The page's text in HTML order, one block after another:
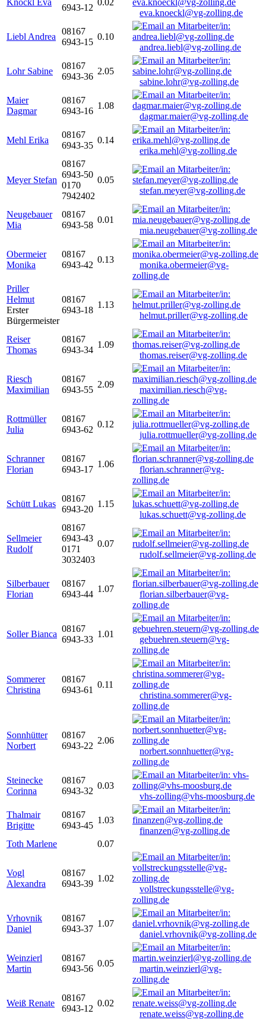
Knöckl Eva
6943-12
0.02
eva.knoeckl@vg-zolling.de
Liebl Andrea
08167
6943-15
0.10
andrea.liebl@vg-zolling.de
Lohr Sabine
08167
6943-36
2.05
sabine.lohr@vg-zolling.de
Maier
Dagmar
08167
6943-16
1.08
dagmar.maier@vg-zolling.de
Mehl Erika
08167
6943-35
0.14
erika.mehl@vg-zolling.de
Meyer Stefan
08167
6943-50
0170
7942402
0.05
stefan.meyer@vg-zolling.de
Neugebauer
Mia
08167
6943-58
0.01
mia.neugebauer@vg-zolling.de
Obermeier
Monika
08167
6943-42
0.13
monika.obermeier@vg-
zolling.de
Priller
Helmut
Erster
Bürgermeister
08167
6943-18
1.13
helmut.priller@vg-zolling.de
Reiser
Thomas
08167
6943-34
1.09
thomas.reiser@vg-zolling.de
Riesch
Maximilian
08167
6943-55
2.09
maximilian.riesch@vg-
zolling.de
Rottmüller
Julia
08167
6943-62
0.12
julia.rottmueller@vg-zolling.de
Schranner
Florian
08167
6943-17
1.06
florian.schranner@vg-
zolling.de
Schütt Lukas
08167
6943-20
1.15
lukas.schuett@vg-zolling.de
Sellmeier
Rudolf
08167
6943-43
0171
3032403
0.07
rudolf.sellmeier@vg-zolling.de
Silberbauer
Florian
08167
6943-44
1.07
florian.silberbauer@vg-
zolling.de
Soller Bianca
08167
6943-33
1.01
gebuehren.steuern@vg-
zolling.de
Sommerer
Christina
08167
6943-61
0.11
christina.sommerer@vg-
zolling.de
Sonnhütter
Norbert
08167
6943-22
2.06
norbert.sonnhuetter@vg-
zolling.de
Steinecke
Corinna
08167
6943-32
0.03
vhs-zolling@vhs-moosburg.de
Thalmair
Brigitte
08167
6943-45
1.03
finanzen@vg-zolling.de
Toth Marlene
0.07
Vogl
Alexandra
08167
6943-39
1.02
vollstreckungsstelle@vg-
zolling.de
Vrhovnik
Daniel
08167
6943-37
1.07
daniel.vrhovnik@vg-zolling.de
Weinzierl
Martin
08167
6943-56
0.05
martin.weinzierl@vg-
zolling.de
Weiß Renate
08167
6943-12
0.02
renate.weiss@vg-zolling.de